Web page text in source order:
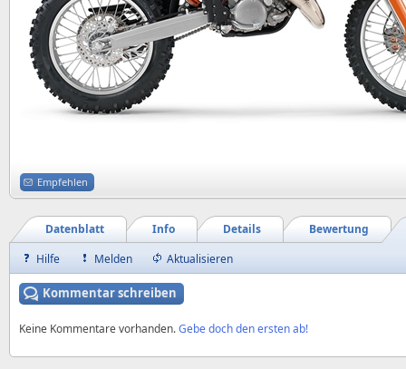
Empfehlen
Bewertung
Details
Info
Datenblatt
Hilfe
Melden Aktualisieren
Kommentar schreiben
Keine Kommentare vorhanden.Gebe doch den ersten ab!